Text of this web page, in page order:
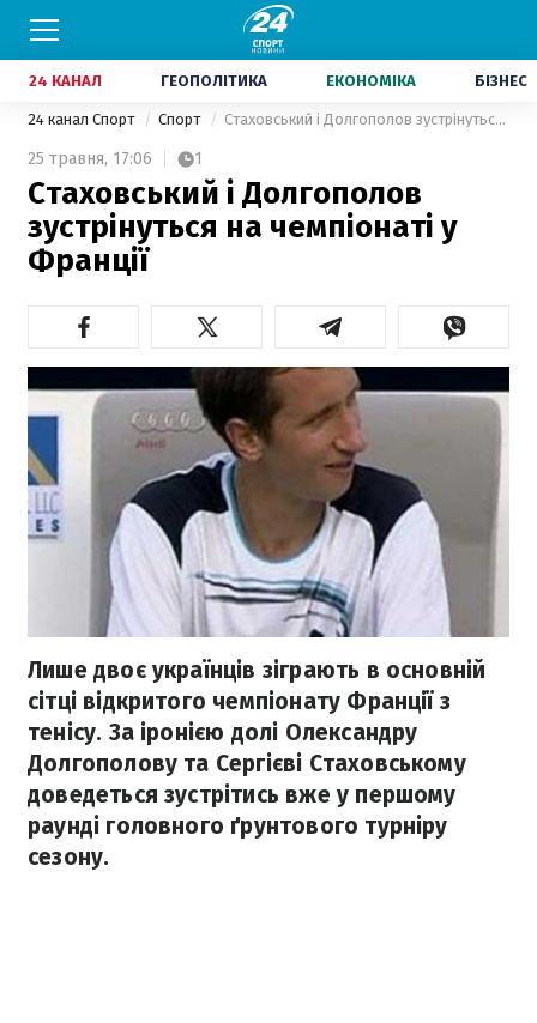
24 КАНАЛ ГЕОПОЛІТИКА ЕКОНОМІКА БІЗНЕС
24 канал Спорт Спорт Стаховський і Долгополов зустрінуться на чемпіонаті у Франції
25 травня, 17:06 1
Стаховський і Долгополов
зустрінуться на чемпіонаті у
Франції
Лише двоє українців зіграють в основній
сітці відкритого чемпіонату Франції з
тенісу. За іронією долі Олександру
Долгополову та Сергієві Стаховському
доведеться зустрітись вже у першому
раунді головного ґрунтового турніру
сезону.